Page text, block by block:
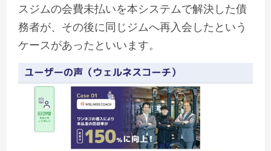
スジムの会費未払いを本システムで解決した債
務者が、その後に同じジムへ再入会したという
ケースがあったといいます。